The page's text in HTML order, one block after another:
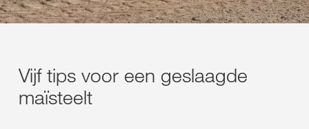
Vijf tips voor een geslaagde
maïsteelt